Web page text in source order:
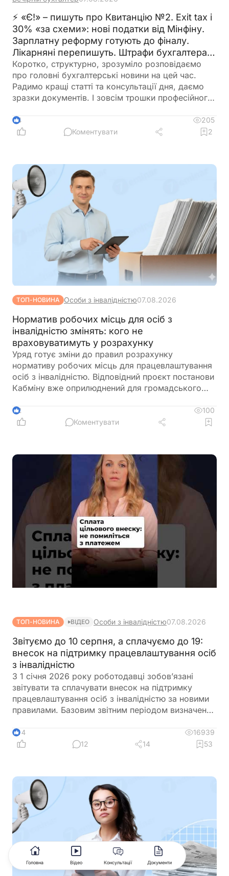
⚡ «Є!» – пишуть про Квитанцію №2. Exit tax і
30% «за схеми»: нові податки від Мінфіну.
Зарплатну реформу готують до фіналу.
Лікарняні перепишуть. Штрафи бухгалтерам
– теж. 🙋‍♀️ Вечірній бухгалтер від 07.08.2026
Коротко, структурно, зрозуміло розповідаємо
про головні бухгалтерські новини на цей час.
Радимо кращі статті та консультації дня, даємо
зразки документів. І зовсім трошки професійного
4
205
Коментувати
2
ТОП-НОВИНА Особи з інвалідністю07.08.2026
Норматив робочих місць для осіб з
інвалідністю змінять: кого не
враховуватимуть у розрахунку
Уряд готує зміни до правил розрахунку
нормативу робочих місць для працевлаштування
осіб з інвалідністю. Відповідний проєкт постанови
Кабміну вже оприлюднений для громадського
окремі штатні одиниці під час визначення
середньооблікової чисельності працівників.
активних бойових дій
2
100
Коментувати
ТОП-НОВИНА ВІДЕО Особи з інвалідністю07.08.2026
Звітуємо до 10 серпня, а сплачуємо до 19:
внесок на підтримку працевлаштування осіб
з інвалідністю
З 1 січня 2026 року роботодавці зобов’язані
звітувати та сплачувати внесок на підтримку
працевлаштування осіб з інвалідністю за новими
правилами. Базовим звітним періодом визначено
податкового органу протягом 40 календарних
днів після закінчення кварталу, а сплата внеску
14
16939
12
14 53
Головна Відео Консультації Документи